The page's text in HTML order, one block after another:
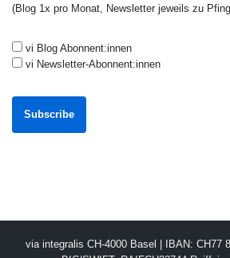
(Blog 1x pro Monat, Newsletter jeweils zu
vi Blog Abonnent:innen
vi Newsletter-Abonnent:innen
via integralis CH-4000 Basel | IBAN: CH77